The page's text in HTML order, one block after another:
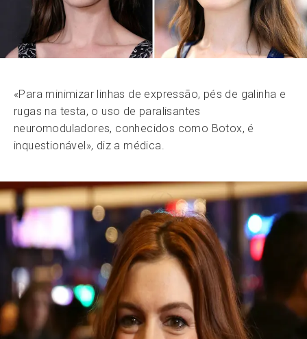
«Para minimizar linhas de expressão, pés de galinha e
rugas na testa, o uso de paralisantes
neuromoduladores, conhecidos como Botox, é
inquestionável», diz a médica.